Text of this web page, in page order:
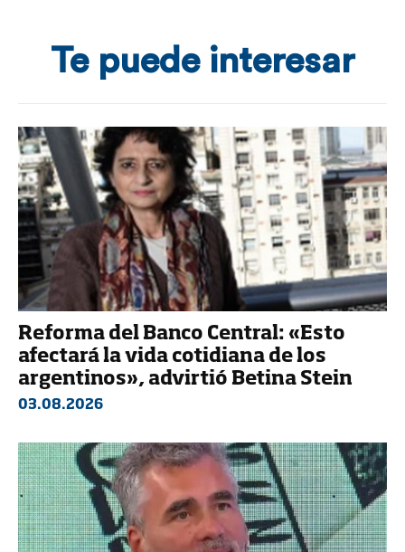
Te puede interesar
Reforma del Banco Central: «Esto
afectará la vida cotidiana de los
argentinos», advirtió Betina Stein
03.08.2026